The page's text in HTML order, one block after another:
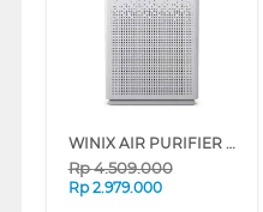
WINIX AIR PURIFIER ZERO S WIFI AZSU357-NWN
Rp4.509.000
Rp 2.979.000